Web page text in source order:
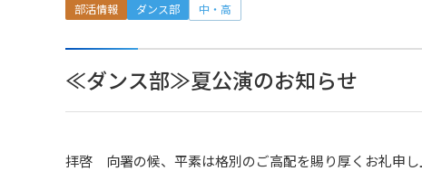
部活情報 ダンス部 中・高
≪ダンス部≫夏公演のお知らせ
拝啓 向署の候、平素は格別のご高配を賜り厚くお礼申